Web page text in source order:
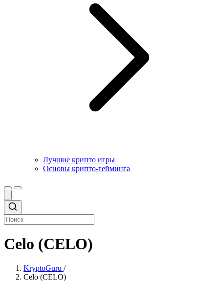
Лучшие крипто игры
Основы крипто-гейминга
Celo (CELO)
KryptoGuru /
Celo (CELO)